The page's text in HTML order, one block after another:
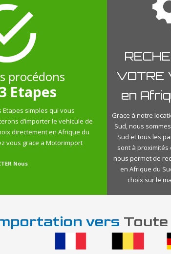
procédons
Etapes
Etapes simples qui vous
d’importer le vehicule de
directement en Afrique du
vous grace a Motorimport
Nous
VOTRE
en
Grace à notre
Sud, nous
Sud et tous les
sont à proximités
nous permet de
en Afrique du
choix sur le
vers Toute